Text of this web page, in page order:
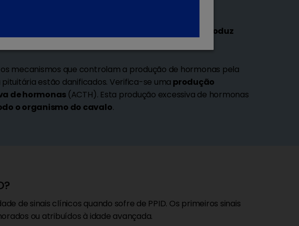
produz
os mecanismos que controlam a produção de hormonas pela
pituitária estão danificados. Verifica-se uma produção
de hormonas (ACTH). Esta produção excessiva de hormonas
o organismo do cavalo.
de sinais clínicos quando sofre de PPID. Os primeiros sinais
ou atribuídos à idade avançada.